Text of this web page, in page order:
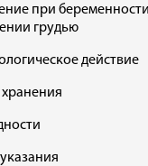
при беременности
грудью
действие